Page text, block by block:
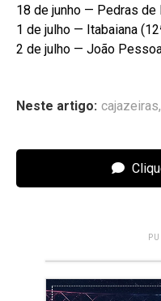
18 de junho — Pedras de
1 de julho — Itabaiana
2 de julho — João
Neste artigo: cajazeiras,